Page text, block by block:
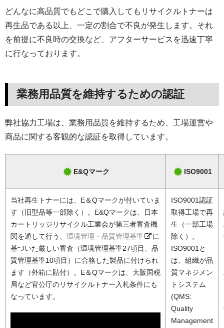
どんなに高品質でもどこで購入してもリサイクルトナーは
再生品である以上、一定の割合で不良が発生します。それ
を前提に不良時の交換など、アフターサービスを迅速丁寧
に行なっております。
業務用品質を維持するための認証
弊社協力工場は、業務用品質を維持するため、工場運営や
商品に関する客観的な認証を取得しています。
E&Qマーク ISO9001
当社再生トナーには、E＆Qマークが付いていま
す（旧型品等一部除く）。E&Qマークは、日本
カートリッジリサイクル工業会が第三者審査機
関を通して行う、 環境管理・品質管理基準
に
基づいた厳しい審査（環境管理基準27項目、品
質管理基準10項目）に合格した製品に付けられ
ます（外箱に貼付）。E＆Qマークは、大阪国税
局など官公庁のリサイクルトナー入札条件にも
なっています。
ISO9001認証
取得工場で再
生（一部工場
除く）。
ISO9001と
は、組織が品
質マネジメン
トシステム
(QMS:
Quality
Management